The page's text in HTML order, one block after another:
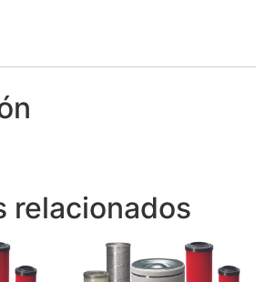
relacionados